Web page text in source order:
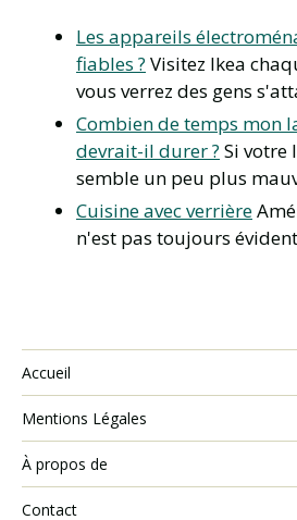
Les appareils
fiables ? Visitez Ikea
vous verrez des gens
Combien de temps mon
devrait-il durer ? Si votre
semble un peu plus
Cuisine avec verrière
n'est pas toujours
Accueil
Mentions Légales
À propos de
Contact